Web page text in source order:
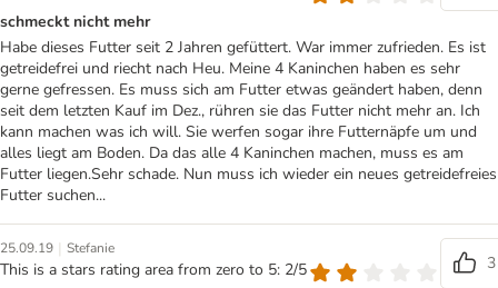
schmeckt nicht mehr
Habe dieses Futter seit 2 Jahren gefüttert. War immer zufrieden. Es ist
getreidefrei und riecht nach Heu. Meine 4 Kaninchen haben es sehr
gerne gefressen. Es muss sich am Futter etwas geändert haben, denn
seit dem letzten Kauf im Dez., rühren sie das Futter nicht mehr an. Ich
kann machen was ich will. Sie werfen sogar ihre Futternäpfe um und
alles liegt am Boden. Da das alle 4 Kaninchen machen, muss es am
Futter liegen.Sehr schade. Nun muss ich wieder ein neues getreidefreies
Futter suchen...
25.09.19 | Stefanie
This is a stars rating area from zero to 5: 2/5
3